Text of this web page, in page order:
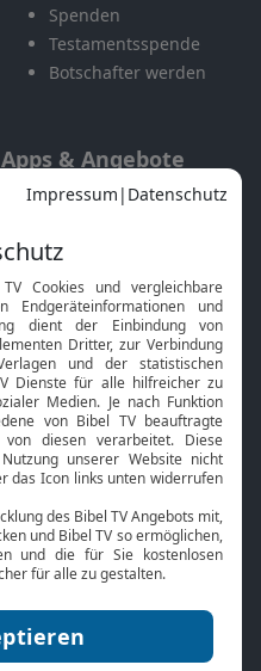
Spenden
Testamentsspende
Botschafter werden
Apps & Angebote
Mobile App
Smart TV
HbbTV
Bibelthek Online-Bibel
Nächster Gottesdienst
Service
Kontakt
TV-Empfang